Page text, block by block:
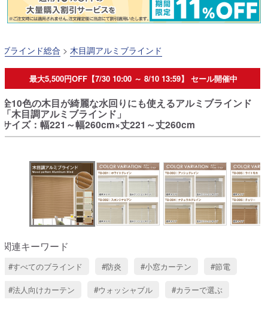
ブラインド総合 > 木目調アルミブラインド
最大5,500円OFF【7/30 10:00 ～ 8/10 13:59】 セール開催中
全10色の木目が綺麗な水回りにも使えるアルミブラインド
「木目調アルミブラインド」
サイズ：幅221～幅260cm×丈221～丈260cm
関連キーワード
すべてのブラインド 防炎 小窓カーテン 節電
法人向けカーテン ウォッシャブル カラーで選ぶ